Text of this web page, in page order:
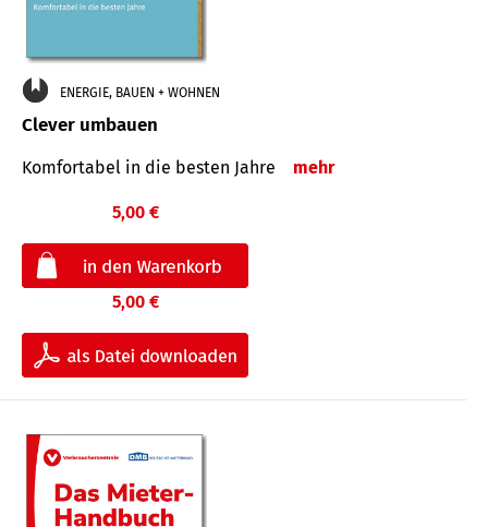
ENERGIE, BAUEN + WOHNEN
Clever umbauen
Komfortabel in die besten Jahre mehr
5,00 €
5,00 €